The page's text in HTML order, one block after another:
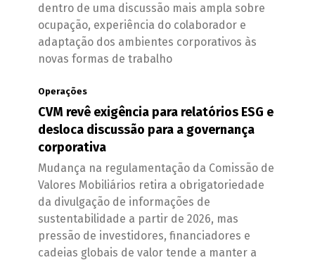
dentro de uma discussão mais ampla sobre
ocupação, experiência do colaborador e
adaptação dos ambientes corporativos às
novas formas de trabalho
Operações
CVM revê exigência para relatórios ESG e
desloca discussão para a governança
corporativa
Mudança na regulamentação da Comissão de
Valores Mobiliários retira a obrigatoriedade
da divulgação de informações de
sustentabilidade a partir de 2026, mas
pressão de investidores, financiadores e
cadeias globais de valor tende a manter a